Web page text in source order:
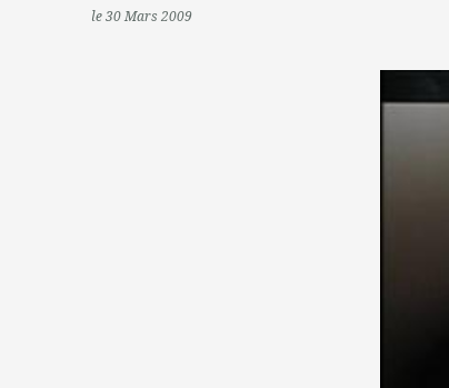
le 30 Mars 2009